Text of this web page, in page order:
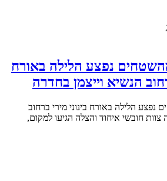
בן 20 מהשטחים נפצע הלילה באורח
הנשיא וייצמן בחדרה
מהשטחים נפצע הלילה באורח בינוני מירי ברחוב
צוות חובשי איחוד והצלה הגיעו למקום,